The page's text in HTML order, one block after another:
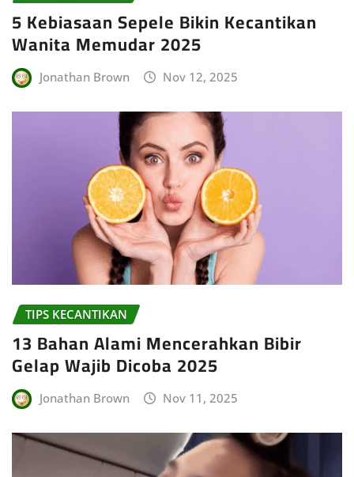
5 Kebiasaan Sepele Bikin Kecantikan
Wanita Memudar 2025
Jonathan Brown Nov 12, 2025
TIPS KECANTIKAN
13 Bahan Alami Mencerahkan Bibir
Gelap Wajib Dicoba 2025
Jonathan Brown Nov 11, 2025